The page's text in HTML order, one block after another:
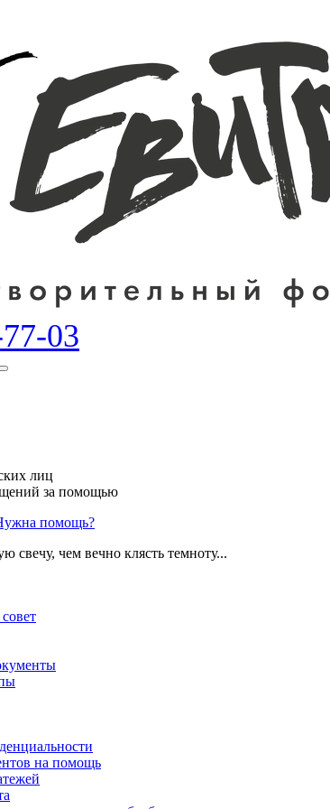
03
Search
лиц
за помощью
помощь?
свечу, чем вечно клясть темноту...
на помощь